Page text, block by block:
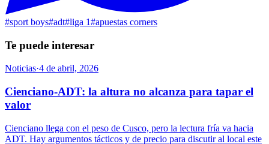
#sport boys#adt#liga 1#apuestas corners
Te puede interesar
Noticias·4 de abril, 2026
Cienciano-ADT: la altura no alcanza para tapar el
valor
Cienciano llega con el peso de Cusco, pero la lectura fría va hacia
ADT. Hay argumentos tácticos y de precio para discutir al local este